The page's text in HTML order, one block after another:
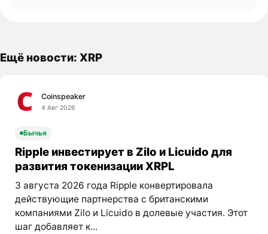
Ещё новости: XRP
Coinspeaker
4 Авг 2026
Бычья
Ripple инвестирует в Zilo и Licuido для
развития токенизации XRPL
3 августа 2026 года Ripple конвертировала
действующие партнерства с британскими
компаниями Zilo и Licuido в долевые участия. Этот
шаг добавляет к...